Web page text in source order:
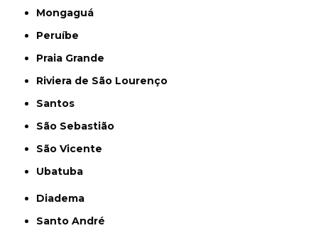
Mongaguá
Peruíbe
Praia Grande
Riviera de São Lourenço
Santos
São Sebastião
São Vicente
Ubatuba
Diadema
Santo André